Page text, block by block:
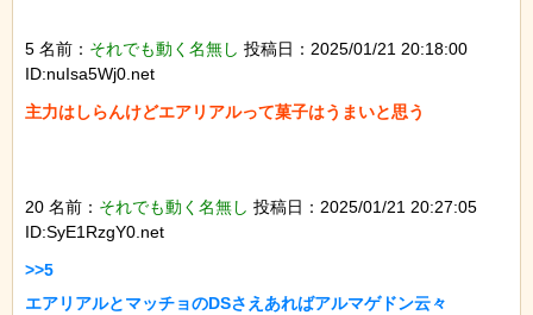
5 名前： それでも動く名無し 投稿日：2025/01/21 20:18:00
ID:nuIsa5Wj0.net
主力はしらんけどエアリアルって菓子はうまいと思う
20 名前： それでも動く名無し 投稿日：2025/01/21 20:27:05
ID:SyE1RzgY0.net
>>5
エアリアルとマッチョのDSさえあればアルマゲドン云々